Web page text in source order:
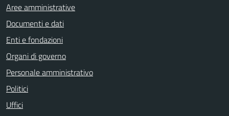
Aree amministrative
Documenti e dati
Enti e fondazioni
Organi di governo
Personale amministrativo
Politici
Uffici